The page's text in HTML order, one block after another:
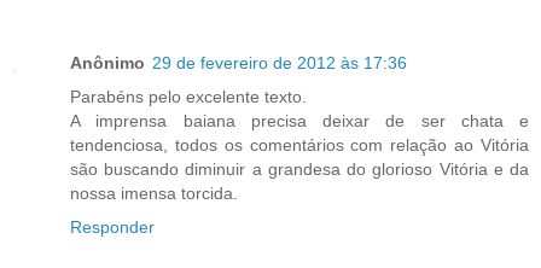
Anônimo 29 de fevereiro de 2012 às 17:36
Parabéns pelo excelente texto.
A imprensa baiana precisa deixar de ser chata e
tendenciosa, todos os comentários com relação ao Vitória
são buscando diminuir a grandesa do glorioso Vitória e da
nossa imensa torcida.
Responder